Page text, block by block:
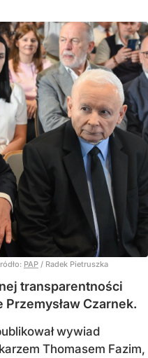
PAP / Radek Pietruszka
transparentności
Czarnek.
wywiad
Thomasem Fazim,